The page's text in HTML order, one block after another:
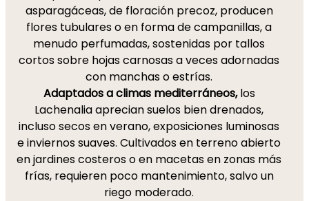
asparagáceas, de floración precoz, producen
flores tubulares o en forma de campanillas, a
menudo perfumadas, sostenidas por tallos
cortos sobre hojas carnosas a veces adornadas
con manchas o estrías.
Adaptados a climas mediterráneos,los
Lachenalia aprecian suelos bien drenados,
incluso secos en verano, exposiciones luminosas
e inviernos suaves. Cultivados en terreno abierto
en jardines costeros o en macetas en zonas más
frías, requieren poco mantenimiento, salvo un
riego moderado.